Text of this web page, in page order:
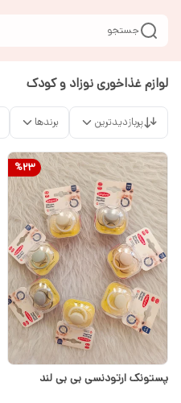
جستجو
لوازم غذاخوری نوزاد و کودک
پربازدیدترین برندها
%23
پستونک ارتودنسی بی بی لند